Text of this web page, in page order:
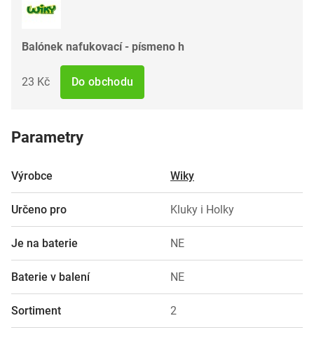
Balónek nafukovací - písmeno h
23 Kč Do obchodu
Parametry
Výrobce Wiky
Určeno pro Kluky i Holky
Je na baterie NE
Baterie v balení NE
Sortiment 2